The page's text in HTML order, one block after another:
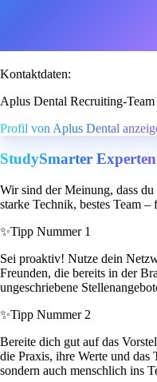
Kontaktdaten:
Aplus Dental Recruiting-Team
Profil von Aplus Dental
StudySmarter
Wir sind der Meinung, dass
starke Technik, bestes Team
✨Tipp Nummer 1
Sei proaktiv! Nutze dein
Freunden, die bereits in der
ungeschriebene
✨Tipp Nummer 2
Bereite dich gut auf das
die Praxis, ihre Werte und das
sondern auch menschlich ins